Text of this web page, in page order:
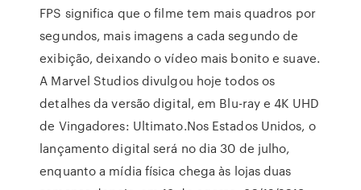
FPS significa que o filme tem mais quadros por
segundos, mais imagens a cada segundo de
exibição, deixando o vídeo mais bonito e suave.
A Marvel Studios divulgou hoje todos os
detalhes da versão digital, em Blu-ray e 4K UHD
de Vingadores: Ultimato.Nos Estados Unidos, o
lançamento digital será no dia 30 de julho,
enquanto a mídia física chega às lojas duas